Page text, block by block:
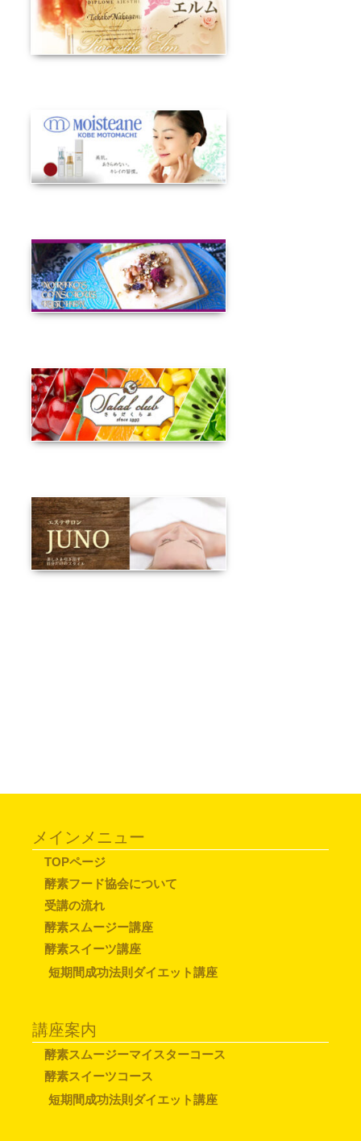
メインメニュー
TOPページ
酵素フード協会について
受講の流れ
酵素スムージー講座
酵素スイーツ講座
短期間成功法則ダイエット講座
講座案内
酵素スムージーマイスターコース
酵素スイーツコース
短期間成功法則ダイエット講座